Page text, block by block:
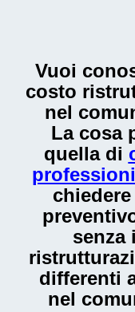
Vuoi
costo
nel
La cosa
quella di
senza
differenti
nel